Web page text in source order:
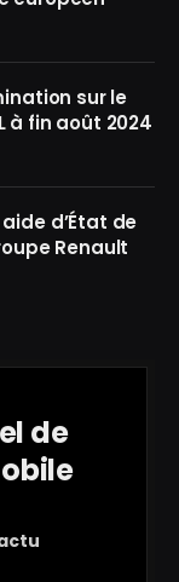
sur le
à fin août 2024
d’État de
Renault
de